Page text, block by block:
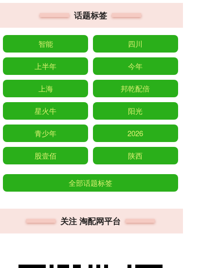
话题标签
智能 四川
上半年 今年
上海 邦乾配倍
星火牛 阳光
青少年 2026
股壹佰 陕西
全部话题标签
关注 淘配网平台